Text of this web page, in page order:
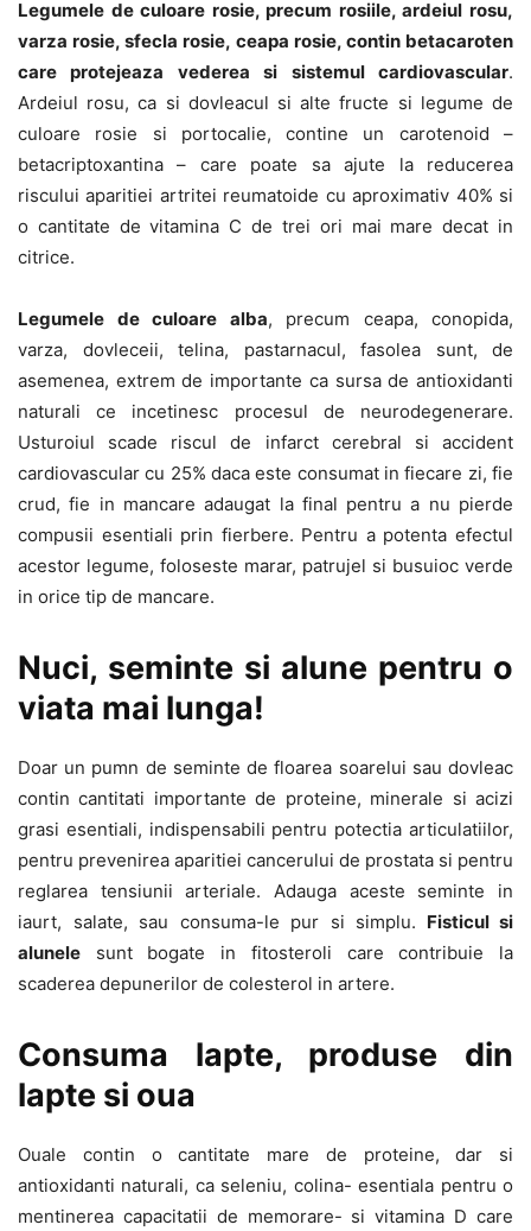
Legumele de culoare rosie, precum rosiile, ardeiul rosu,
varza rosie, sfecla rosie, ceapa rosie, contin betacaroten
care protejeaza vederea si sistemul cardiovascular.
Ardeiul rosu, ca si dovleacul si alte fructe si legume de
culoare rosie si portocalie, contine un carotenoid –
betacriptoxantina – care poate sa ajute la reducerea
riscului aparitiei artritei reumatoide cu aproximativ 40% si
o cantitate de vitamina C de trei ori mai mare decat in
citrice.
Legumele de culoare alba, precum ceapa, conopida,
varza, dovleceii, telina, pastarnacul, fasolea sunt, de
asemenea, extrem de importante ca sursa de antioxidanti
naturali ce incetinesc procesul de neurodegenerare.
Usturoiul scade riscul de infarct cerebral si accident
cardiovascular cu 25% daca este consumat in fiecare zi, fie
crud, fie in mancare adaugat la final pentru a nu pierde
compusii esentiali prin fierbere. Pentru a potenta efectul
acestor legume, foloseste marar, patrujel si busuioc verde
in orice tip de mancare.
Nuci, seminte si alune pentru o
viata mai lunga!
Doar un pumn de seminte de floarea soarelui sau dovleac
contin cantitati importante de proteine, minerale si acizi
grasi esentiali, indispensabili pentru potectia articulatiilor,
pentru prevenirea aparitiei cancerului de prostata si pentru
reglarea tensiunii arteriale. Adauga aceste seminte in
iaurt, salate, sau consuma-le pur si simplu. Fisticul si
alunele sunt bogate in fitosteroli care contribuie la
scaderea depunerilor de colesterol in artere.
Consuma lapte, produse din
lapte si oua
Ouale contin o cantitate mare de proteine, dar si
antioxidanti naturali, ca seleniu, colina- esentiala pentru o
mentinerea capacitatii de memorare- si vitamina D care